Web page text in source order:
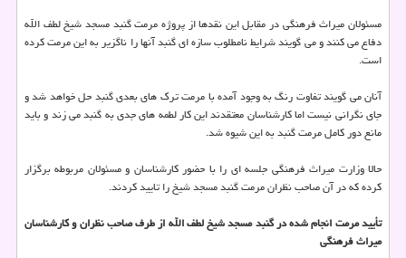
مسئولان میراث فرهنگی در مقابل این نقدها از پروژه مرمت گنبد مسجد شیخ لطف الله
دفاع می كنند و می گویند شرایط نامطلوب سازه ای گنبد آنها را ناگزیر به این مرمت كرده
است.
آنان می گویند تفاوت رنگ به وجود آمده با مرمت ترك های بعدی گنبد حل خواهد شد و
جای نگرانی نیست اما كارشناسان معتقدند این كار لطمه های جدی به گنبد می زند و باید
مانع دور كامل مرمت گنبد به این شیوه شد.
حالا وزارت میراث فرهنگی جلسه ای را با حضور كارشناسان و مسئولان مربوطه برگزار
كرده كه در آن صاحب نظران مرمت گنبد مسجد شیخ را تایید كردند.
تأیید مرمت انجام شده در گنبد مسجد شیخ لطف الله از طرف صاحب نظران و كارشناسان
میراث فرهنگی